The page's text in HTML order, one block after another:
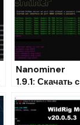
Nanominer
1.9.1: Скачать с
поддержкой
KAWPOW для
AMD GPU